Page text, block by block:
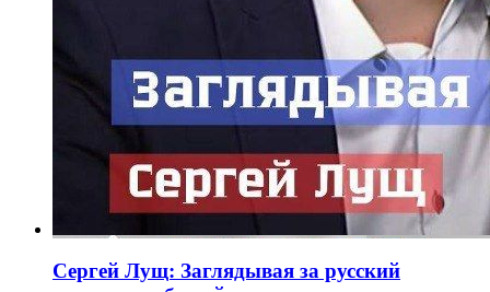
Сергей Лущ: Заглядывая за русский